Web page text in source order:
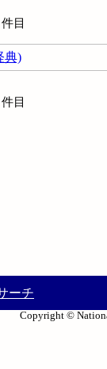
件目
典)
件目
ーチ
Copyright ©